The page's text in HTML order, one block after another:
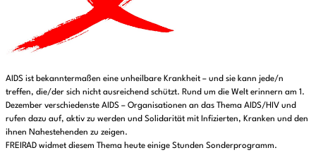
AIDS ist bekanntermaßen eine unheilbare Krankheit – und sie kann jede/n
treffen, die/der sich nicht ausreichend schützt. Rund um die Welt erinnern am 1.
Dezember verschiedenste AIDS – Organisationen an das Thema AIDS/HIV und
rufen dazu auf, aktiv zu werden und Solidarität mit Infizierten, Kranken und den
ihnen Nahestehenden zu zeigen.
FREIRAD widmet diesem Thema heute einige Stunden Sonderprogramm.